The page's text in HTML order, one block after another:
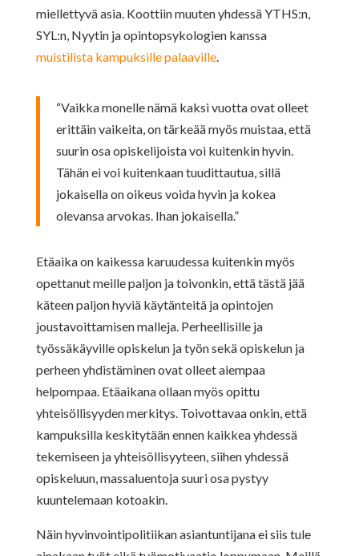
miellettyvä asia. Koottiin muuten yhdessä YTHS:n,
SYL:n, Nyytin ja opintopsykologien kanssa
muistilista kampuksille palaaville.
“Vaikka monelle nämä kaksi vuotta ovat olleet
erittäin vaikeita, on tärkeää myös muistaa, että
suurin osa opiskelijoista voi kuitenkin hyvin.
Tähän ei voi kuitenkaan tuudittautua, sillä
jokaisella on oikeus voida hyvin ja kokea
olevansa arvokas. Ihan jokaisella.”
Etäaika on kaikessa karuudessa kuitenkin myös
opettanut meille paljon ja toivonkin, että tästä jää
käteen paljon hyviä käytänteitä ja opintojen
joustavoittamisen malleja. Perheellisille ja
työssäkäyville opiskelun ja työn sekä opiskelun ja
perheen yhdistäminen ovat olleet aiempaa
helpompaa. Etäaikana ollaan myös opittu
yhteisöllisyyden merkitys. Toivottavaa onkin, että
kampuksilla keskitytään ennen kaikkea yhdessä
tekemiseen ja yhteisöllisyyteen, siihen yhdessä
opiskeluun, massaluentoja suuri osa pystyy
kuuntelemaan kotoakin.
Näin hyvinvointipolitiikan asiantuntijana ei siis tule